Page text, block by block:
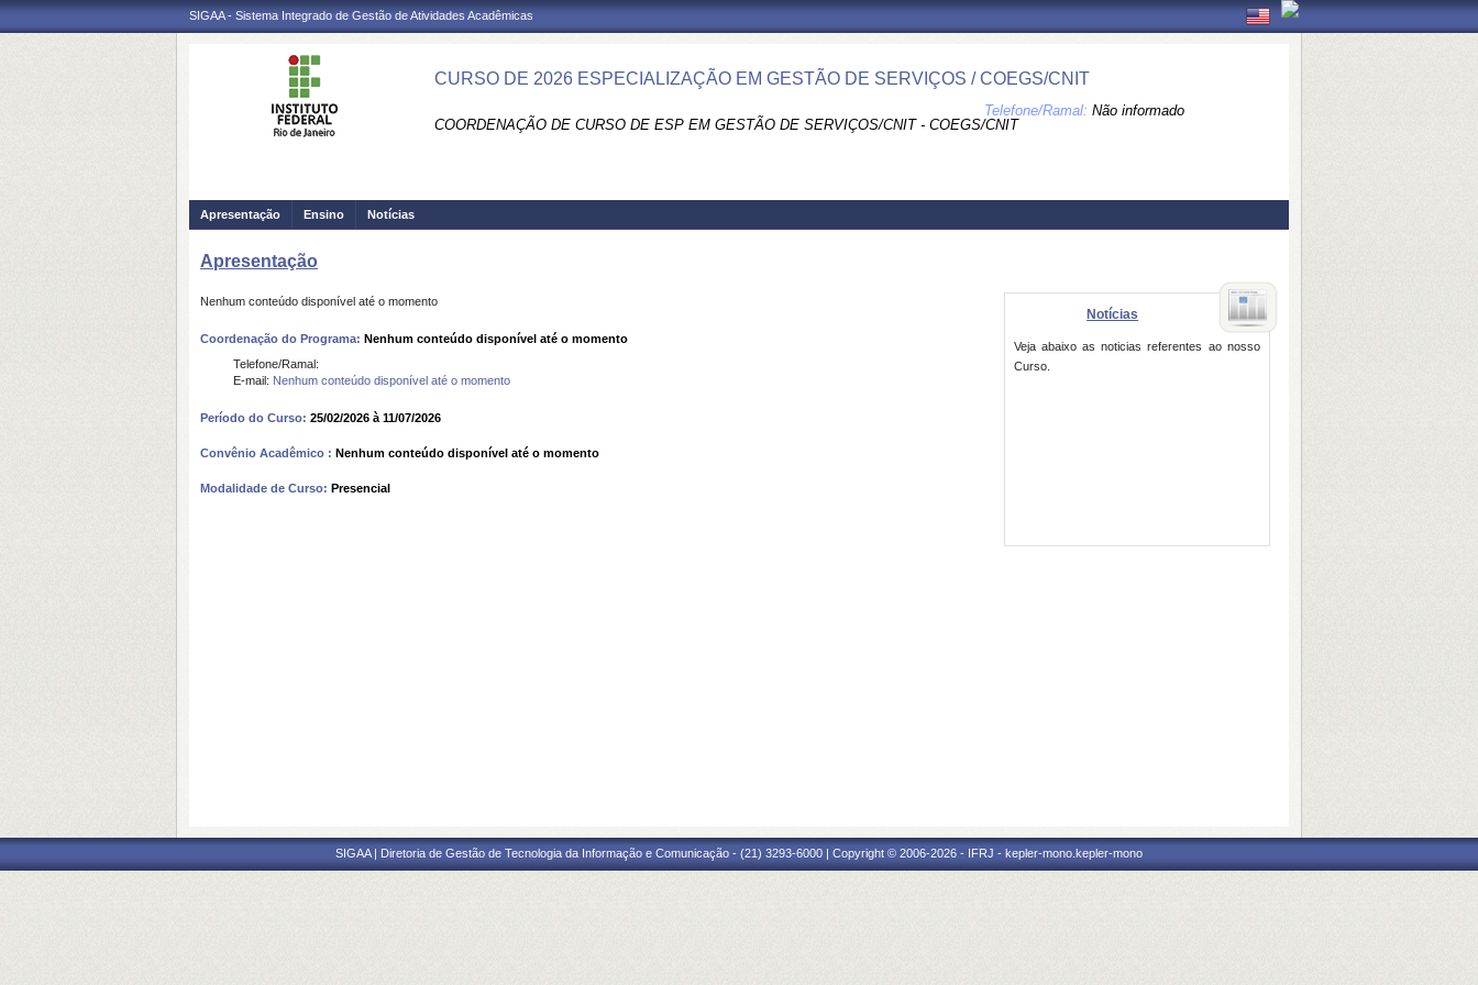
SIGAA - Sistema Integrado de Gestão de Atividades Acadêmicas
CURSO DE 2026 ESPECIALIZAÇÃO EM GESTÃO DE SERVIÇOS / COEGS/CNIT
COORDENAÇÃO DE CURSO DE ESP EM GESTÃO DE SERVIÇOS/CNIT - COEGS/CNIT
Telefone/Ramal: Não informado
Apresentação Ensino Notícias
Apresentação
Nenhum conteúdo disponível até o momento
Coordenação do Programa: Nenhum conteúdo disponível até o momento
Telefone/Ramal:
E-mail: Nenhum conteúdo disponível até o momento
Período do Curso: 25/02/2026 à 11/07/2026
Convênio Acadêmico : Nenhum conteúdo disponível até o momento
Modalidade de Curso: Presencial
Notícias
Veja abaixo as noticias referentes ao nosso
Curso.
SIGAA | Diretoria de Gestão de Tecnologia da Informação e Comunicação - (21) 3293-6000 | Copyright © 2006-2026 - IFRJ - kepler-mono.kepler-mono